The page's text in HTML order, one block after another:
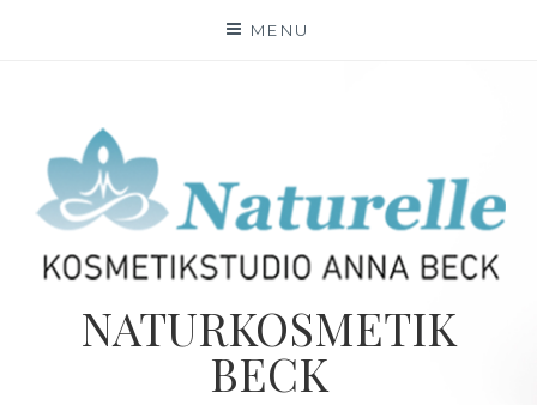
MENU
NATURKOSMETIK
BECK